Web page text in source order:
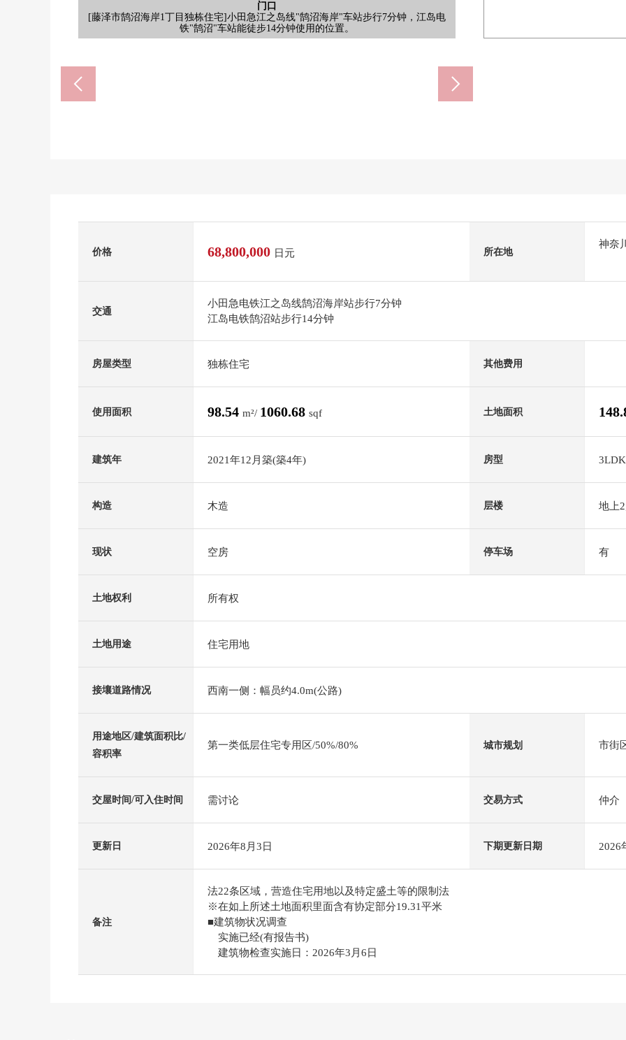
门口
[藤泽市鹄沼海岸1丁目独栋住宅]小田急江之岛线"鹄沼海岸"车站步行7分钟，江岛电
铁"鹄沼"车站能徒步14分钟使用的位置。
客厅
[LDK]有约20.5张塌塌米舒适的LDK。交流容易拿的开放式厨房被采用。
客厅
[LDK]餐厅安排或者沙发等的大的家具容易安置的面积。舒适地可以度过家族团聚的一
时。
客厅
客厅
其他当地
[淋浴空间]具有便于海上娱乐项目或者海游戏回来的淋浴空间。
其他当地
[木露台]正面临客餐厅，从扫出窗可以出入。放椅子，可以享用下午茶时间。
客厅
[LDK]是地板的木纹映照的简单的装修。同各种各样的室内装饰性格相合，并且能享受
喜欢的餐桌以及椅子挑选。
外观
[当地外观照片]是以白和淡蓝色为基调的加利福尼亚Style的外观。也向爱好的到鹄沼海
岸徒步8分钟推荐海上娱乐项目。
厨房
[厨房]家务负担被减轻的食器洗乾燥機被搭载。具有有烤炉的3份炉子，在复数同时可以
菜。
门口
[门口]在门口，鞋柜被配置。在箱上的空间装上喜欢的杂货以及家族的回忆照片，能给
门口周围上色。
收纳
[收纳]大容量的餐具室邻接的厨房。收藏食品的存货或者电烤盘等的烹调家电。
洗脸
[洗脸室]明亮地是有干净的感的洗脸室。存储空间被在三面镜的背后以及洗脸盘子下边
设立。许多东西能收藏洗涤剂的存货或者电动剃须刀。
公共汽车
[浴室]浴室换气干燥暖气时机有，并且不在气候以及时间有关系，能心情舒畅地使洗的
衣物干燥。作为花粉对策，也视为好东西。
门口
[门口]有光把从窗插进去的明亮地开放的感觉的门口。因为上部是楼梯井所以光从TOP
Right插进去。
厕所
[厕所(1楼)]以White为基调的清洁感觉某一间厕所。因为温水冲洗马桶座被设置所以舒适
地可以使用。
客厅
[LDK]从客餐厅能够同木露台连接。因为是2面采光所以阳光充分倾注到。
门口
[门口]被感到木纹的温暖的Cross或者楼梯等的安慰的空间迎接回家之后的家族。
停车场
[汽车空间]在用地里，2份的汽车空间被设立(出自车型的)。请一定在当地一回确认。
门口
[门口]亮的光插进去的门口。因为是房间难以来客时看上去像的结构所以隐私被保持。
门口
[门口]甚至婴儿车就这样能在的宽敞的门口空间。排队，穿鞋，容易整理打扮。
门口
厨房
[厨房]
室内
[约5.5张塌塌米西式房间(的)]
室内
[约8.0张塌塌米西式房间(的)]
阳台
[阳台]
门口
[门口]
外观
[当地外观照片]是以白和淡蓝色为基调的加利福尼亚Style的外观。也向爱好的到鹄沼海
岸徒步8分钟推荐海上娱乐项目。
外观
[当地外观照片]是以白和淡蓝色为基调的加利福尼亚Style的外观。也向爱好的到鹄沼海
岸徒步8分钟推荐海上娱乐项目。
其他
[汽车空间]有2台分(出自车型的)。
停车场
停车场
含有前面道路的外观
[前面道路]
其他当地
[木露台]
院子
院子
院子
院子
院子
院子
sotetsu Ｒｏｓｅｎ鹄沼商店(约730m)
全家便利店鹄沼海岸商店(约420m)
Create S、D小田急鹄沼海岸站前店(约520m)
在2楼，鹄沼海岸内科诊所、kugenuma眼科诊所正住进来
鹄沼海岸(湘南海岸公园前)(约620m)
鹄沼海岸内科诊所(约520m)
藤沢市立鵠南小学校(约1050m)
藤沢市立湘洋中学校(约1530m)
下冈公园(松冈公园)(约650m)
鹄沼海岸站(小田急江之岛线)(约530m)
鹄沼站西口(江岛电铁)(约1100m)
价格 68,800,000 日元 所在地
神奈
交通
小田急电铁江之岛线鹄沼海岸站步行7分钟
江岛电铁鹄沼站步行14分钟
房屋类型 独栋住宅 其他费用
使用面积 98.54 m²/ 1060.68 sqf 土地面积
建筑年 2021年12月築(築4年) 房型 3LDK
构造 木造 层楼 地上
现状 空房 停车场 有
土地权利 所有权
土地用途 住宅用地
接壤道路情况 西南一侧：幅员约4.0m(公路)
用途地区/建筑面积比/
容积率
第一类低层住宅专用区/50%/80% 城市规划 市街
交屋时间/可入住时间 需讨论 交易方式 仲介
更新日 2026年8月3日 下期更新日期 2026
备注
法22条区域，营造住宅用地以及特定盛土等的限制法
※在如上所述土地面积里面含有协定部分19.31平米
■建筑物状况调查
实施已经(有报告书)
建筑物检查实施日：2026年3月6日